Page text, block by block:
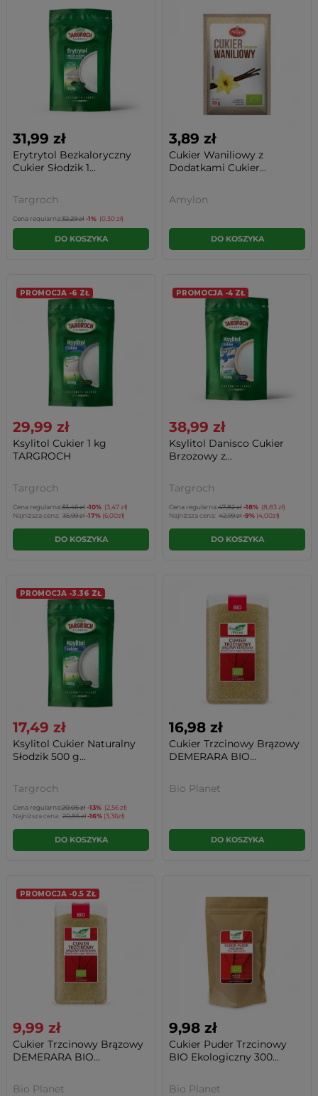
31,99 zł
Erytrytol Bezkaloryczny
Cukier Słodzik 1...
Targroch
Cena regularna:32,29 zł -1% (0,30 zł)
DO KOSZYKA
3,89 zł
Cukier Waniliowy z
Dodatkami Cukier...
Amylon
DO KOSZYKA
PROMOCJA -6 ZŁ
29,99 zł
Ksylitol Cukier 1 kg
TARGROCH
Targroch
Cena regularna:33,46 zł -10% (3,47 zł)
Najniższa cena: 35,99 zł-17% (6,00zł)
DO KOSZYKA
PROMOCJA -4 ZŁ
38,99 zł
Ksylitol Danisco Cukier
Brzozowy z...
Targroch
Cena regularna:47,82 zł -18% (8,83 zł)
Najniższa cena: 42,99 zł-9% (4,00zł)
DO KOSZYKA
PROMOCJA -3.36 ZŁ
17,49 zł
Ksylitol Cukier Naturalny
Słodzik 500 g...
Targroch
Cena regularna:20,05 zł -13% (2,56 zł)
Najniższa cena: 20,85 zł-16% (3,36zł)
DO KOSZYKA
16,98 zł
Cukier Trzcinowy Brązowy
DEMERARA BIO...
Bio Planet
DO KOSZYKA
PROMOCJA -0.5 ZŁ
9,99 zł
Cukier Trzcinowy Brązowy
DEMERARA BIO...
Bio Planet
9,98 zł
Cukier Puder Trzcinowy
BIO Ekologiczny 300...
Bio Planet